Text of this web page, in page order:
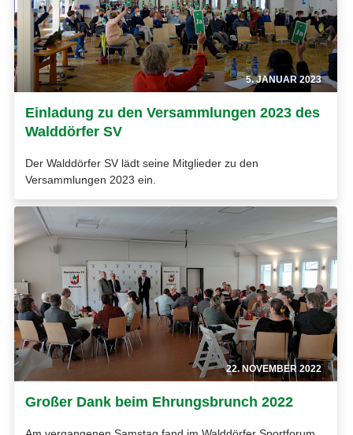
5. JANUAR 2023
Einladung zu den Versammlungen 2023 des
Walddörfer SV
Der Walddörfer SV lädt seine Mitglieder zu den
Versammlungen 2023 ein.
22. NOVEMBER 2022
Großer Dank beim Ehrungsbrunch 2022